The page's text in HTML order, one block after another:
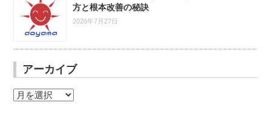
方と根本改善の秘訣
2026年7月27日
アーカイブ
ア